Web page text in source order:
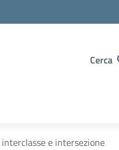
Cerca
e intersezione